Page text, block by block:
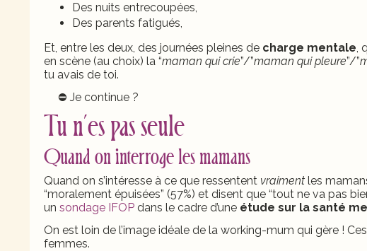
Des nuits entrecoupées,
Des parents fatigués,
Et, entre les deux, des journées pleines de charge mentale,
en scène (au choix) la “maman qui crie”/”maman qui pleure”/”
tu avais de toi.
⛔ Je continue ?
Tu n’es pas seule
Quand on interroge les mamans
Quand on s’intéresse à ce que ressentent vraiment les
“moralement épuisées” (57%) et disent que “tout ne va pas
un sondage IFOP dans le cadre d’une étude sur la santé
On est loin de l’image idéale de la working-mum qui gère !
femmes.